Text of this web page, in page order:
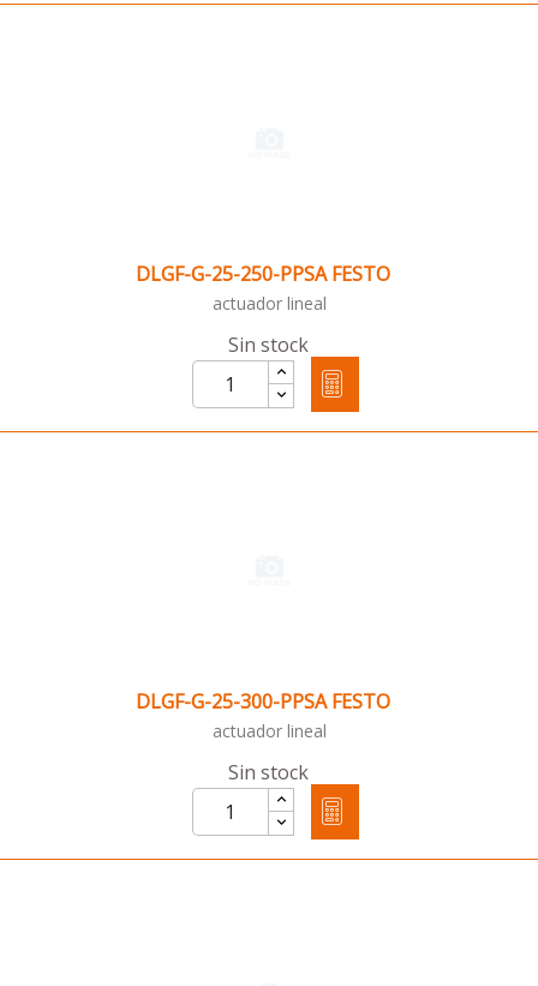
DLGF-G-25-250-PPSA FESTO
actuador lineal
Sin stock
DLGF-G-25-300-PPSA FESTO
actuador lineal
Sin stock